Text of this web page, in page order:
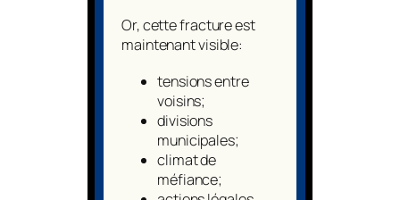
Or, cette fracture est
maintenant visible:
tensions entre
voisins;
divisions
municipales;
climat de
méfiance;